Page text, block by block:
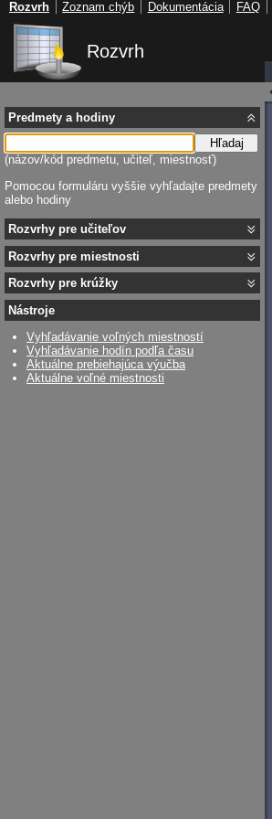
Rozvrh
Predmety a hodiny
Hľadaj
(názov/kód predmetu, učiteľ, miestnosť)
Pomocou formuláru vyššie vyhľadajte predmety
alebo hodiny
Rozvrhy pre učiteľov
Rozvrhy pre miestnosti
Rozvrhy pre krúžky
Nástroje
Vyhľadávanie voľných miestností
Vyhľadávanie hodín podľa času
Aktuálne prebiehajúca výučba
Aktuálne voľné miestnosti
Rozvrh Zoznam chýb Dokumentácia FAQ